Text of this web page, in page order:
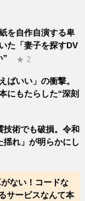
を自作自演する卑
た「妻子を探すDV
”
★ 2
ばいい」の衝撃。
にもたらした“深刻
技術でも破損。令和
揺れ」が明らかにし
ない！コードな
サービスなんて本